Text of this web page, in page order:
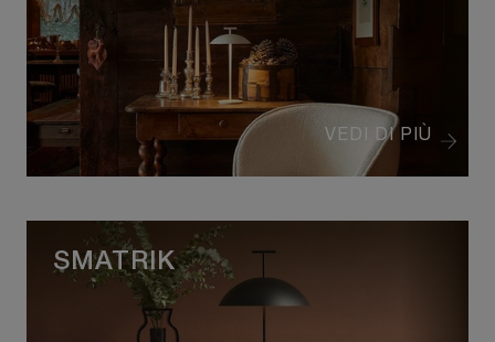
VEDI DI PIÙ
SMATRIK